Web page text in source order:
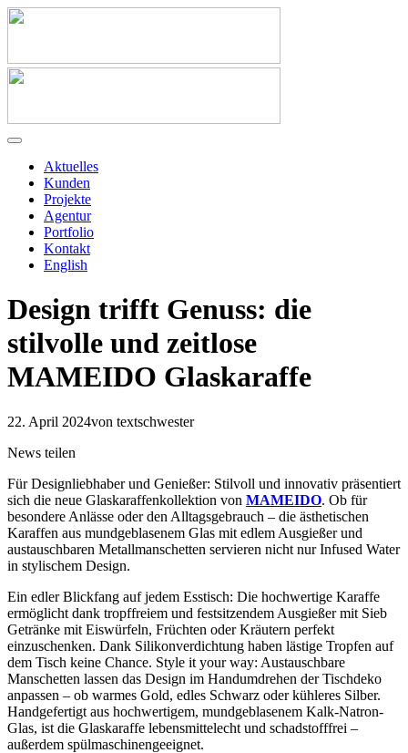
Aktuelles
Kunden
Projekte
Agentur
Portfolio
Kontakt
English
Design trifft Genuss: die
stilvolle und zeitlose
MAMEIDO Glaskaraffe
22. April 2024von textschwester
News teilen
Für Designliebhaber und Genießer: Stilvoll und innovativ präsentiert
sich die neue Glaskaraffenkollektion von MAMEIDO. Ob für
besondere Anlässe oder den Alltagsgebrauch – die ästhetischen
Karaffen aus mundgeblasenem Glas mit edlem Ausgießer und
austauschbaren Metallmanschetten servieren nicht nur Infused Water
in stylischem Design.
Ein edler Blickfang auf jedem Esstisch: Die hochwertige Karaffe
ermöglicht dank tropffreiem und festsitzendem Ausgießer mit Sieb
Getränke mit Eiswürfeln, Früchten oder Kräutern perfekt
einzuschenken. Dank Silikonverdichtung haben lästige Tropfen auf
dem Tisch keine Chance. Style it your way: Austauschbare
Manschetten lassen das Design im Handumdrehen der Tischdeko
anpassen – ob warmes Gold, edles Schwarz oder kühleres Silber.
Handgefertigt aus hochwertigem, mundgeblasenem Kalk-Natron-
Glas, ist die Glaskaraffe lebensmittelecht und schadstofffrei –
außerdem spülmaschinengeeignet.